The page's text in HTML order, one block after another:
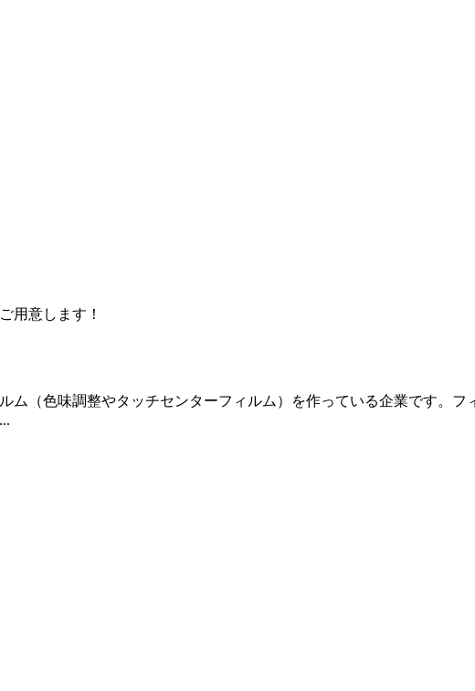
用意します！
ム（色味調整やタッチセンターフィルム）を作っている企業です。